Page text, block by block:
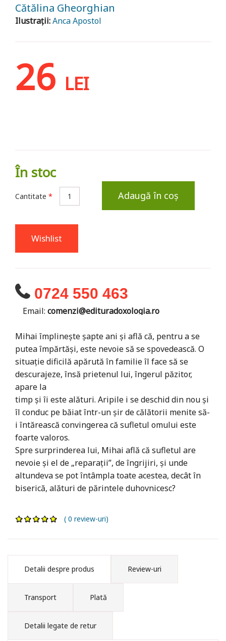
Cătălina Gheorghian
Ilustrații:Anca Apostol
26 LEI
În stoc
Cantitate * Adaugă în coș
Wishlist
0724 550 463
Email: comenzi@edituradoxologia.ro
Mihai împlinește șapte ani și află că, pentru a se
putea împărtăși, este nevoie să se spovedească. O
situație dificilă apărută în familie îl face să se
descurajeze, însă prietenul lui, îngerul păzitor,
apare la
timp și îi este alături. Aripile i se deschid din nou și
îl conduc pe băiat într-un șir de călătorii menite să-
i întărească convingerea că sufletul omului este
foarte valoros.
Spre surprinderea lui, Mihai află că sufletul are
nevoie și el de „reparații”, de îngrijiri, și unde
altundeva se pot întâmpla toate acestea, decât în
biserică, alături de părintele duhovnicesc?
( 0 review-uri)
Detalii despre produs Review-uri
Transport Plată
Detalii legate de retur